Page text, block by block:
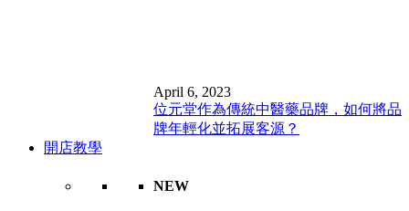
April 6, 2023
位元堂作為傳統中醫藥品牌，如何將品
牌年輕化並拓展客源？
開店教學
NEW